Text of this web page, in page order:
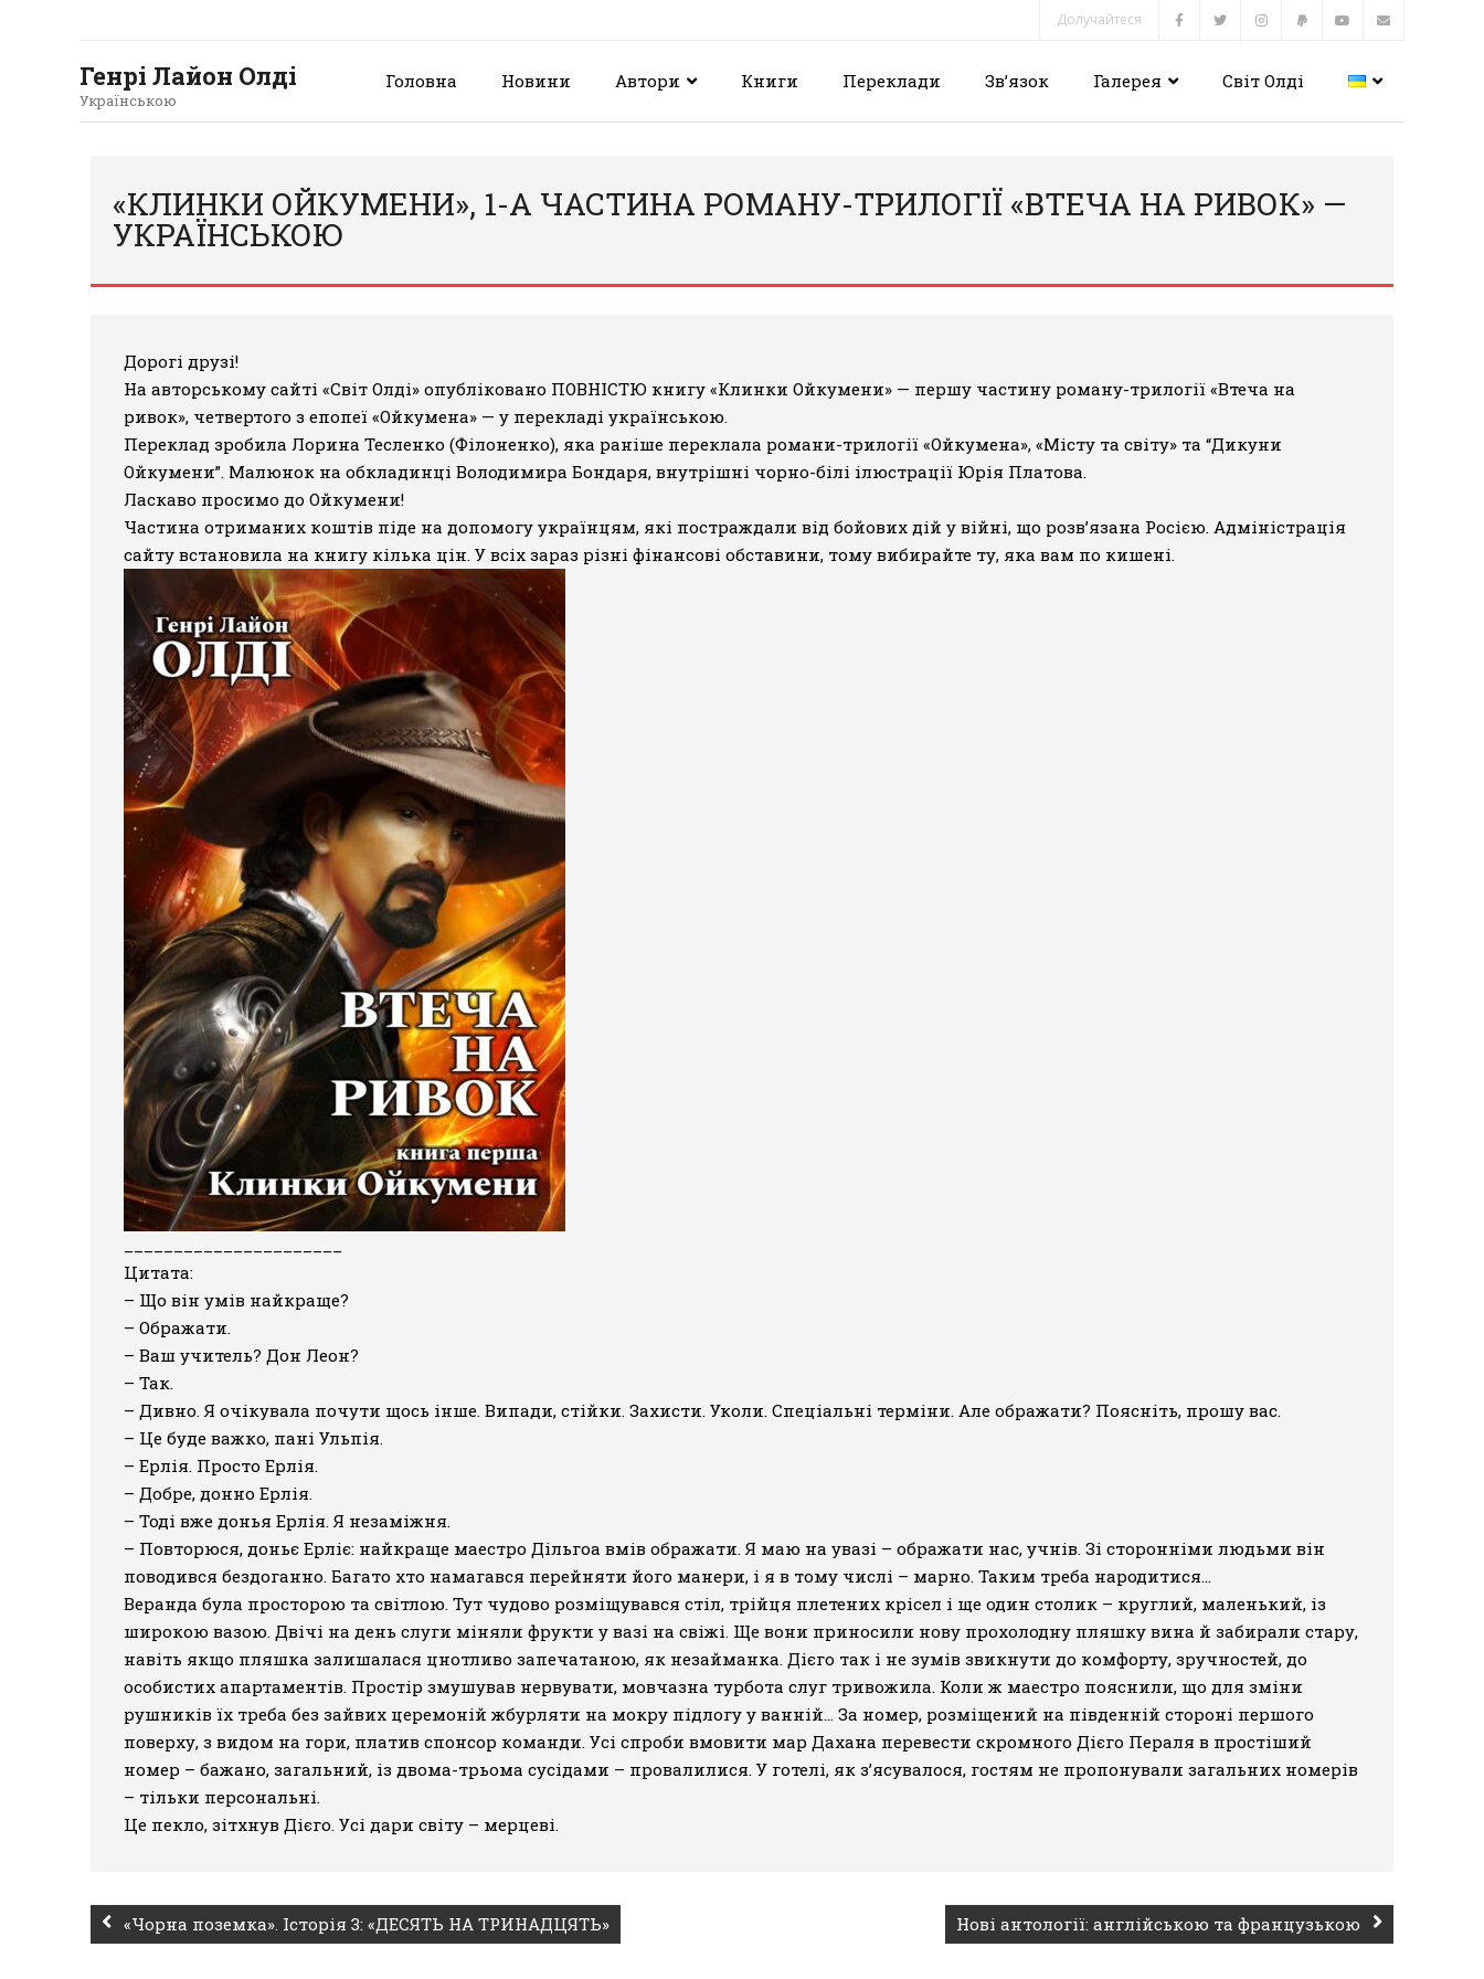
Долучайтеся
Генрі Лайон Олді
Українською
Головна Новини Автори Книги Переклади Зв’язок Галерея Світ Олді
«КЛИНКИ ОЙКУМЕНИ», 1-А ЧАСТИНА РОМАНУ-ТРИЛОГІЇ «ВТЕЧА НА РИВОК» —
УКРАЇНСЬКОЮ
Дорогі друзі!
На авторському сайті «Світ Олді» опубліковано ПОВНІСТЮ книгу «Клинки Ойкумени» — першу частину роману-трилогії «Втеча на
ривок», четвертого з епопеї «Ойкумена» — у перекладі українською.
Переклад зробила Лорина Тесленко (Філоненко), яка раніше переклала романи-трилогії «Ойкумена», «Місту та світу» та “Дикуни
Ойкумени”. Малюнок на обкладинці Володимира Бондаря, внутрішні чорно-білі ілюстрації Юрія Платова.
Ласкаво просимо до Ойкумени!
Частина отриманих коштів піде на допомогу українцям, які постраждали від бойових дій у війні, що розв’язана Росією. Адміністрація
сайту встановила на книгу кілька цін. У всіх зараз різні фінансові обставини, тому вибирайте ту, яка вам по кишені.
Цитата:
– Що він умів найкраще?
– Ображати.
– Ваш учитель? Дон Леон?
– Так.
– Дивно. Я очікувала почути щось інше. Випади, стійки. Захисти. Уколи. Спеціальні терміни. Але ображати? Поясніть, прошу вас.
– Це буде важко, пані Ульпія.
– Ерлія. Просто Ерлія.
– Добре, донно Ерлія.
– Тоді вже донья Ерлія. Я незаміжня.
– Повторюся, доньє Ерліє: найкраще маестро Дільгоа вмів ображати. Я маю на увазі – ображати нас, учнів. Зі сторонніми людьми він
поводився бездоганно. Багато хто намагався перейняти його манери, і я в тому числі – марно. Таким треба народитися…
Веранда була просторою та світлою. Тут чудово розміщувався стіл, трійця плетених крісел і ще один столик – круглий, маленький, із
широкою вазою. Двічі на день слуги міняли фрукти у вазі на свіжі. Ще вони приносили нову прохолодну пляшку вина й забирали стару,
навіть якщо пляшка залишалася цнотливо запечатаною, як незайманка. Дієго так і не зумів звикнути до комфорту, зручностей, до
особистих апартаментів. Простір змушував нервувати, мовчазна турбота слуг тривожила. Коли ж маестро пояснили, що для зміни
рушників їх треба без зайвих церемоній жбурляти на мокру підлогу у ванній… За номер, розміщений на південній стороні першого
поверху, з видом на гори, платив спонсор команди. Усі спроби вмовити мар Дахана перевести скромного Дієго Пераля в простіший
номер – бажано, загальний, із двома-трьома сусідами – провалилися. У готелі, як з’ясувалося, гостям не пропонували загальних номерів
– тільки персональні.
Це пекло, зітхнув Дієго. Усі дари світу – мерцеві.
«Чорна поземка». Історія 3: «ДЕСЯТЬ НА ТРИНАДЦЯТЬ» Нові антології: англійською та французькою